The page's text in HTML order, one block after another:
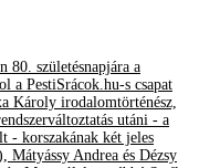
80. születésnapjára a
a PestiSrácok.hu-s csapat
Károly irodalomtörténész,
utáni - a
- korszakának két jeles
Mátyássy Andrea és Dézsy